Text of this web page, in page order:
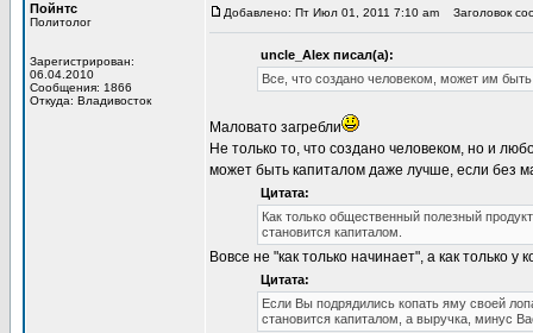
Пойнтс
Политолог
Зарегистрирован:
06.04.2010
Сообщения: 1866
Откуда: Владивосток
Добавлено: Пт Июл 01, 2011 7:10 am Заголовок
uncle_Alex писал(а):
Все, что создано человеком, может им
Маловато загребли
Не только то, что создано человеком, но и
может быть капиталом даже лучше, если без
Цитата:
Как только общественный полезный
становится капиталом.
Вовсе не "как только начинает", а как только у
Цитата:
Если Вы подрядились копать яму своей
становится капиталом, а выручка, минус